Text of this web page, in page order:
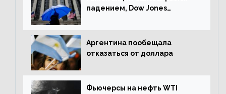
падением, Dow Jones
Аргентина пообещала
отказаться от доллара
Фьючерсы на нефть WTI